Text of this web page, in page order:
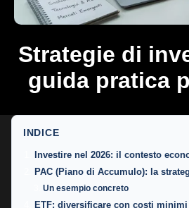
Strategie di
guida pratica
INDICE
Investire nel 2026: il contesto
PAC (Piano di Accumulo): la
Un esempio concreto
ETF: diversificare con costi minimi